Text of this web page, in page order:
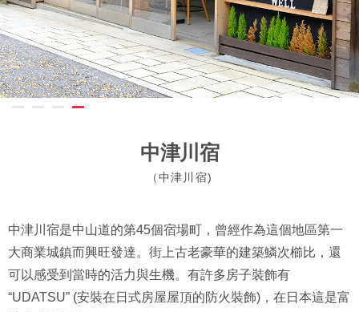
中津川宿
（中津川宿)
中津川宿是中山道的第45個宿場町，曾經作為這個地區第一
大商業城鎮而興旺發達。街上古老豪華的建築鱗次櫛比，還
可以感受到當時的活力與生機。有許多房子裝飾有
“UDATSU” (安裝在日式房屋屋頂的防火裝飾)，在日本這是富